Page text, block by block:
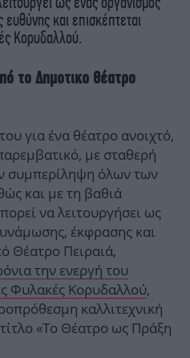
και επισκέπτεται
Κορυδαλλού.
το Δημοτικο Θέατρο
για ένα θέατρο ανοιχτό,
με σταθερή
συμπερίληψη όλων των
και με τη βαθιά
να λειτουργήσει ως
έκφρασης και
Θέατρο Πειραιά,
την ενεργή του
Φυλακές Κορυδαλλού,
καλλιτεχνική
«Το Θέατρο ως Πράξη